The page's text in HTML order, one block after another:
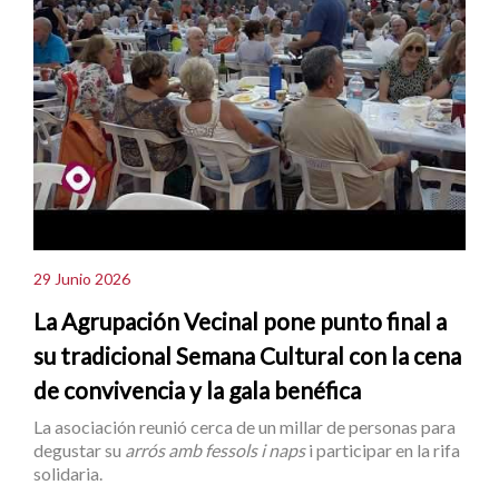
29 Junio 2026
La Agrupación Vecinal pone punto final a
su tradicional Semana Cultural con la cena
de convivencia y la gala benéfica
La asociación reunió cerca de un millar de personas para
degustar su arrós amb fessols i napsi participar en la rifa
solidaria.